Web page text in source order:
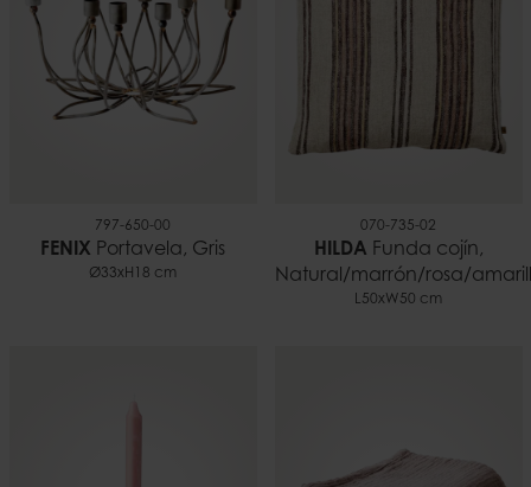
5706294108211
Documentos
Consejos para usar velas.pdf
797-650-00
FENIX Portavela, Gris
Ø33xH18 cm
070-735-02
HILDA Funda cojín,
Natural/marrón/rosa/
L50xW50 cm